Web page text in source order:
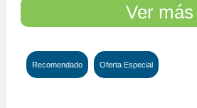
Ver más
Recomendado Oferta Especial